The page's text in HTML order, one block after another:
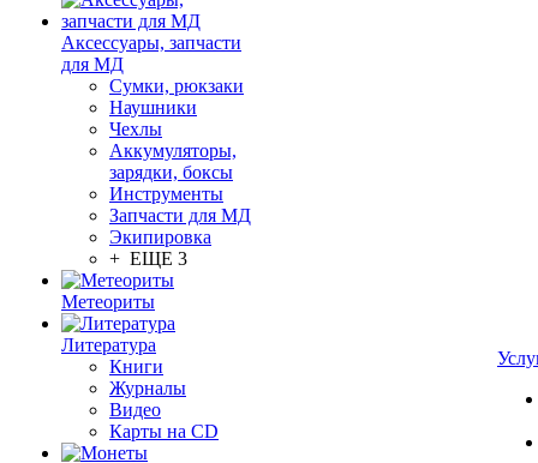
Аксессуары, запчасти
для МД
Сумки, рюкзаки
Наушники
Чехлы
Аккумуляторы,
зарядки, боксы
Инструменты
Запчасти для МД
Экипировка
+ ЕЩЕ 3
Метеориты
Литература
Книги
Журналы
Видео
Карты на CD